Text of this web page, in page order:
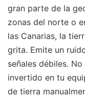
gran parte de la
zonas del norte o
las Canarias, la
grita. Emite un
señales débiles.
invertido en tu
de tierra